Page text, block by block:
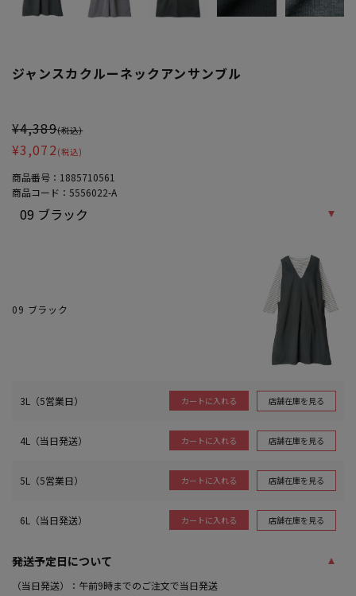
ジャンスカクルーネックアンサンブル
¥4,389(税込)
¥3,072 (税込)
商品番号： 1885710561
商品コード： 5556022-A
09 ブラック
3L（5営業日） カートに入れる 店舗在庫を見る
4L（当日発送） カートに入れる 店舗在庫を見る
5L（5営業日） カートに入れる 店舗在庫を見る
6L（当日発送） カートに入れる 店舗在庫を見る
発送予定日について
（当日発送）：午前9時までのご注文で当日発送